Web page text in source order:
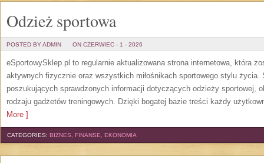
Odzież sportowa
POSTED BY ADMIN ON CZERWIEC - 1 - 2026
eSportowySklep.pl to regularnie aktualizowana strona internetowa, która
aktywnych fizycznie oraz wszystkich miłośnikach sportowego stylu życia.
poszukujących sprawdzonych informacji dotyczących odzieży sportowej,
rodzaju gadżetów treningowych. Dzięki bogatej bazie treści każdy
More ]
CATEGORIES: BIZNES, FINANSE, EKONOMIA